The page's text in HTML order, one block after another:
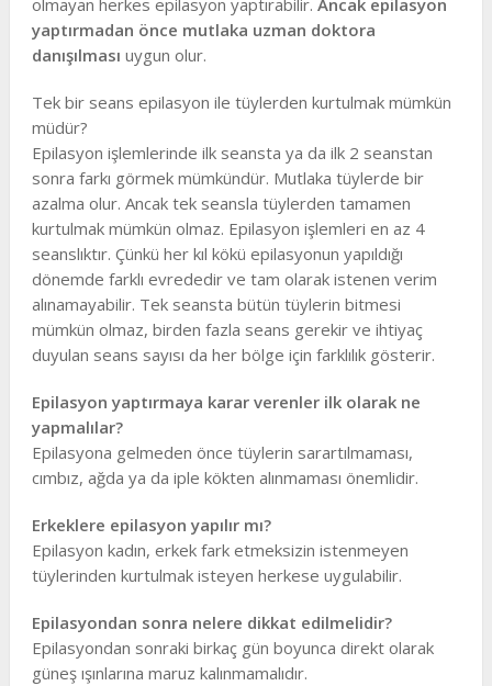
olmayan herkes epilasyon yaptırabilir. Ancak epilasyon
yaptırmadan önce mutlaka uzman doktora
danışılması uygun olur.
Tek bir seans epilasyon ile tüylerden kurtulmak mümkün
müdür?
Epilasyon işlemlerinde ilk seansta ya da ilk 2 seanstan
sonra farkı görmek mümkündür. Mutlaka tüylerde bir
azalma olur. Ancak tek seansla tüylerden tamamen
kurtulmak mümkün olmaz. Epilasyon işlemleri en az 4
seanslıktır. Çünkü her kıl kökü epilasyonun yapıldığı
dönemde farklı evrededir ve tam olarak istenen verim
alınamayabilir. Tek seansta bütün tüylerin bitmesi
mümkün olmaz, birden fazla seans gerekir ve ihtiyaç
duyulan seans sayısı da her bölge için farklılık gösterir.
Epilasyon yaptırmaya karar verenler ilk olarak ne
yapmalılar?
Epilasyona gelmeden önce tüylerin sarartılmaması,
cımbız, ağda ya da iple kökten alınmaması önemlidir.
Erkeklere epilasyon yapılır mı?
Epilasyon kadın, erkek fark etmeksizin istenmeyen
tüylerinden kurtulmak isteyen herkese uygulabilir.
Epilasyondan sonra nelere dikkat edilmelidir?
Epilasyondan sonraki birkaç gün boyunca direkt olarak
güneş ışınlarına maruz kalınmamalıdır.